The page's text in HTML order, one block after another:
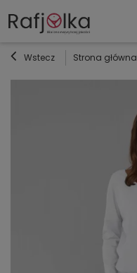
Wstecz Strona główna